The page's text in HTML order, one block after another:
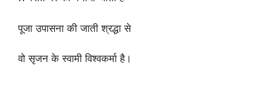
पूजा उपासना की जाती श्रद्धा से
वो सृजन के स्वामी विश्वकर्मा है।